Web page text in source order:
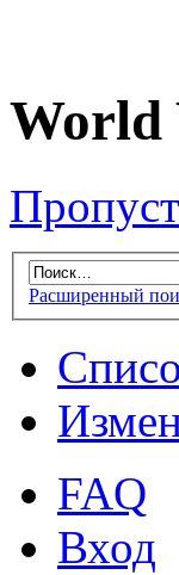
World
Расширенный
FAQ
Вход